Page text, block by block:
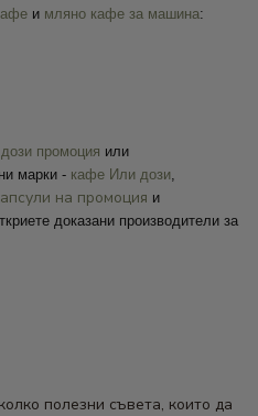
и мляно кафе за машина:
промоция или
марки - кафе Или дози,
на промоция и
доказани производители за
полезни съвета, които да